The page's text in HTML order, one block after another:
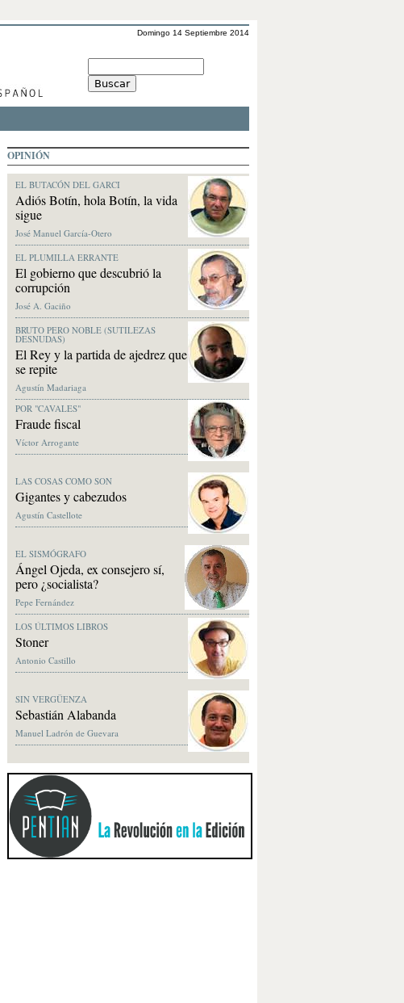
Domingo 14 Septiembre 2014
OPINIÓN
EL BUTACÓN DEL GARCI
Adiós Botín, hola Botín, la vida
sigue
José Manuel García-Otero
EL PLUMILLA ERRANTE
El gobierno que descubrió la
corrupción
José A. Gaciño
BRUTO PERO NOBLE (SUTILEZAS
DESNUDAS)
El Rey y la partida de ajedrez que
se repite
Agustín Madariaga
POR "CAVALES"
Fraude fiscal
Víctor Arrogante
LAS COSAS COMO SON
Gigantes y cabezudos
Agustín Castellote
EL SISMÓGRAFO
Ángel Ojeda, ex consejero sí,
pero ¿socialista?
Pepe Fernández
LOS ÚLTIMOS LIBROS
Stoner
Antonio Castillo
SIN VERGÜENZA
Sebastián Alabanda
Manuel Ladrón de Guevara